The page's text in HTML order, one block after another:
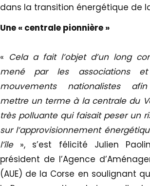
dans la transition énergétique de
Une « centrale pionnière »
« Cela a fait l’objet d’un long
mené par les associations
mouvements nationalistes
mettre un terme à la centrale du
très polluante qui faisait peser un
sur l’approvisionnement
l’île», s’est félicité Julien
président de l’Agence
(AUE) de la Corse en soulignant